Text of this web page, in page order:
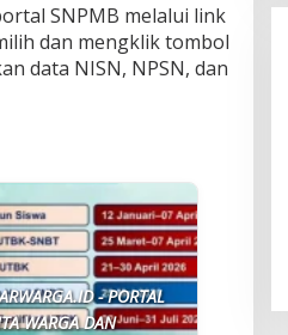
SNPMB melalui link
dan mengklik tombol
data NISN, NPSN, dan
- PORTAL
WARGA DAN
Listrik di Kalimantan:
Membaik, Tapi Masih Ada